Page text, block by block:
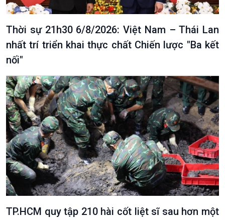
Thời sự 21h30 6/8/2026: Việt Nam – Thái Lan
nhất trí triển khai thực chất Chiến lược "Ba kết
nối"
TP.HCM quy tập 210 hài cốt liệt sĩ sau hơn một